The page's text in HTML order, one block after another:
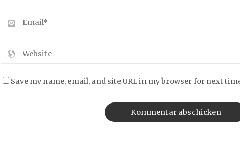
Save my name, email, and site URL in my browser for next